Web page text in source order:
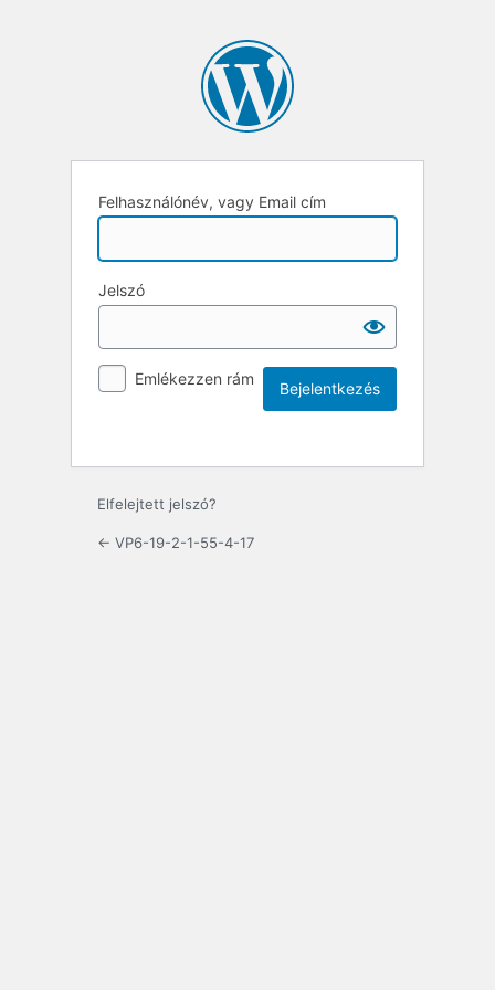
Felhasználónév, vagy Email cím
Jelszó
Emlékezzen rám
Elfelejtett jelszó?
← VP6-19-2-1-55-4-17